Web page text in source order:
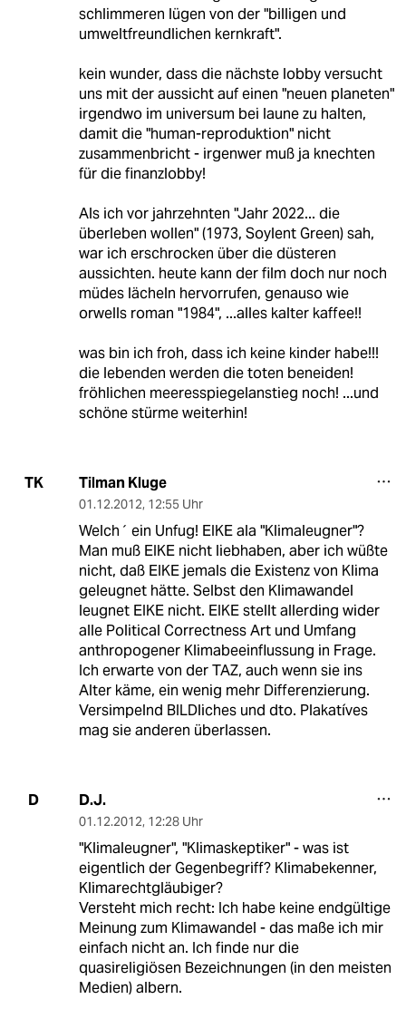
schlimmeren lügen von der "billigen und
umweltfreundlichen kernkraft".
kein wunder, dass die nächste lobby versucht
uns mit der aussicht auf einen "neuen planeten"
irgendwo im universum bei laune zu halten,
damit die "human-reproduktion" nicht
zusammenbricht - irgenwer muß ja knechten
für die finanzlobby!
Als ich vor jahrzehnten "Jahr 2022... die
überleben wollen" (1973, Soylent Green) sah,
war ich erschrocken über die düsteren
aussichten. heute kann der film doch nur noch
müdes lächeln hervorrufen, genauso wie
orwells roman "1984", ...alles kalter kaffee!!
was bin ich froh, dass ich keine kinder habe!!!
die lebenden werden die toten beneiden!
fröhlichen meeresspiegelanstieg noch! ...und
schöne stürme weiterhin!
TK Tilman Kluge
01.12.2012, 12:55 Uhr
Welch´ ein Unfug! EIKE ala "Klimaleugner"?
Man muß EIKE nicht liebhaben, aber ich wüßte
nicht, daß EIKE jemals die Existenz von Klima
geleugnet hätte. Selbst den Klimawandel
leugnet EIKE nicht. EIKE stellt allerding wider
alle Political Correctness Art und Umfang
anthropogener Klimabeeinflussung in Frage.
Ich erwarte von der TAZ, auch wenn sie ins
Alter käme, ein wenig mehr Differenzierung.
Versimpelnd BILDliches und dto. Plakatíves
mag sie anderen überlassen.
D D.J.
01.12.2012, 12:28 Uhr
"Klimaleugner", "Klimaskeptiker" - was ist
eigentlich der Gegenbegriff? Klimabekenner,
Klimarechtgläubiger?
Versteht mich recht: Ich habe keine endgültige
Meinung zum Klimawandel - das maße ich mir
einfach nicht an. Ich finde nur die
quasireligiösen Bezeichnungen (in den meisten
Medien) albern.